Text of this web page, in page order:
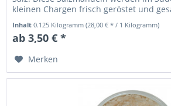
kleinen Chargen frisch geröstet und
Inhalt0.125 Kilogramm(28,00 € * / 1 Kilogramm)
ab 3,50 € *
Merken